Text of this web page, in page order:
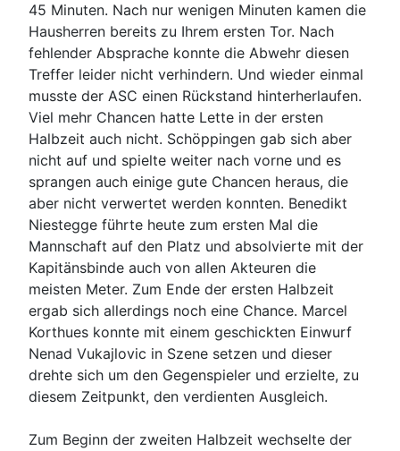
45 Minuten. Nach nur wenigen Minuten kamen die
Hausherren bereits zu Ihrem ersten Tor. Nach
fehlender Absprache konnte die Abwehr diesen
Treffer leider nicht verhindern. Und wieder einmal
musste der ASC einen Rückstand hinterherlaufen.
Viel mehr Chancen hatte Lette in der ersten
Halbzeit auch nicht. Schöppingen gab sich aber
nicht auf und spielte weiter nach vorne und es
sprangen auch einige gute Chancen heraus, die
aber nicht verwertet werden konnten. Benedikt
Niestegge führte heute zum ersten Mal die
Mannschaft auf den Platz und absolvierte mit der
Kapitänsbinde auch von allen Akteuren die
meisten Meter. Zum Ende der ersten Halbzeit
ergab sich allerdings noch eine Chance. Marcel
Korthues konnte mit einem geschickten Einwurf
Nenad Vukajlovic in Szene setzen und dieser
drehte sich um den Gegenspieler und erzielte, zu
diesem Zeitpunkt, den verdienten Ausgleich.
Zum Beginn der zweiten Halbzeit wechselte der